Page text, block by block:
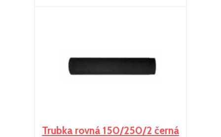
Trubka rovná 150/250/2 černá